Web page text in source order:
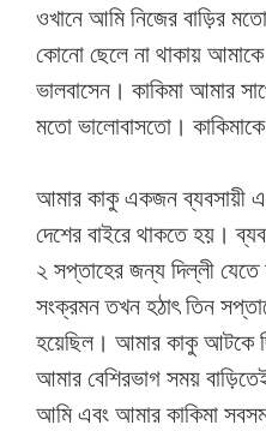
ওখানে আমি নিজের বাড়ির
কোনো ছেলে না থাকায়
ভালবাসেন। কাকিমা আমার
মতো ভালোবাসতো। কাকিমাকে
আমার কাকু একজন ব্যবসায়ী
দেশের বাইরে থাকতে হয়।
২ সপ্তাহের জন্য দিল্লী
সংক্রমন তখন হঠাৎ তিন
হয়েছিল। আমার কাকু আটকে
আমার বেশিরভাগ সময়
আমি এবং আমার কাকিমা